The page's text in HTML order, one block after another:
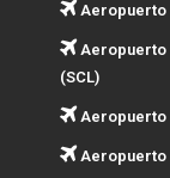
Aeropuerto
Aeropuerto
(SCL)
Aeropuerto
Aeropuerto